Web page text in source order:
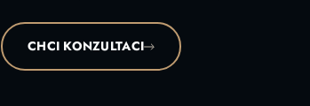
CHCI KONZULTACI